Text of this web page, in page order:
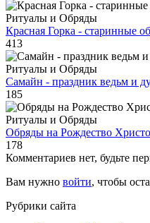
Ритуалы и Обряды
Красная Горка - старинные
413
Ритуалы и Обряды
Самайн - праздник ведьм и
185
Ритуалы и Обряды
Обряды на Рождество
178
Комментариев нет, будьте
Вам нужно войти, чтобы
Рубрики сайта